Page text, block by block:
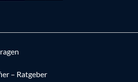
– Ratgeber